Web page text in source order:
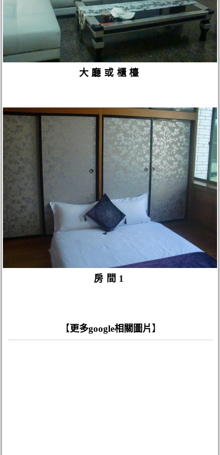
大廳或櫃檯
房間1
【更多google相關圖片 】